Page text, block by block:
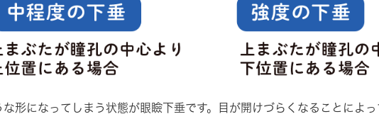
形になってしまう状態が眼瞼下垂です。目が開けづらくなることによっ